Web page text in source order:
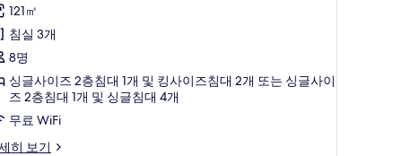
121㎡
침실 3개
8명
싱글사이즈 2층침대 1개 및 킹사이즈침대 2개 또는 싱글사이
즈 2층침대 1개 및 싱글침대 4개
무료 WiFi
히 보기